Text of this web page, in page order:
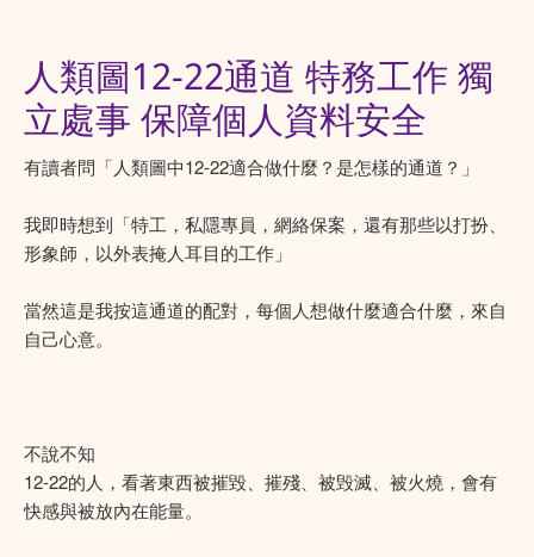
人類圖12-22通道 特務工作 獨
立處事 保障個人資料安全
有讀者問「人類圖中12-22適合做什麼？是怎樣的通道？」
我即時想到「特工，私隱專員，網絡保案，還有那些以打扮、
形象師，以外表掩人耳目的工作」
當然這是我按這通道的配對，每個人想做什麼適合什麼，來自
自己心意。
不說不知
12-22的人，看著東西被摧毀、摧殘、被毁滅、被火燒，會有
快感與被放內在能量。